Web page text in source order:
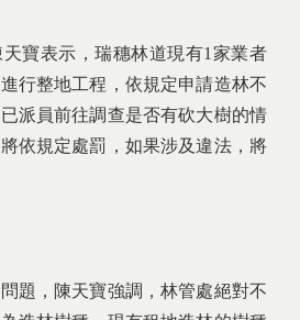
寶表示，瑞穗林道現有1家業者
行整地工程，依規定申請造林不
派員前往調查是否有砍大樹的情
依規定處罰，如果涉及違法，將
題，陳天寶強調，林管處絕對不